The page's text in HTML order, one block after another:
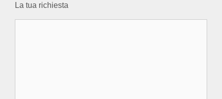
La tua richiesta